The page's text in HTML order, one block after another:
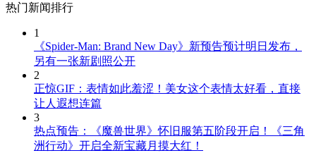
热门新闻排行
1
《Spider-Man: Brand New Day》新预告预计明日发布，
另有一张新剧照公开
2
正惊GIF：表情如此羞涩！美女这个表情太好看，直接
让人遐想连篇
3
热点预告：《魔兽世界》怀旧服第五阶段开启！《三角
洲行动》开启全新宝藏月摸大红！